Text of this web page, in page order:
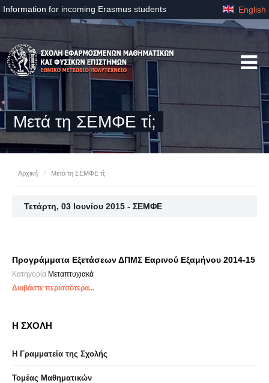
Information for incoming Erasmus students English
Μετά τη ΣΕΜΦΕ τί;
Αρχική / Μετά τη ΣΕΜΦΕ τί;
Τετάρτη, 03 Ιουνίου 2015 - ΣΕΜΦΕ
Προγράμματα Εξετάσεων ΔΠΜΣ Εαρινού Εξαμήνου 2014-15
Κατηγορία Μεταπτυχιακά
Διαβάστε περισσότερα...
Η ΣΧΟΛΗ
Η Γραμματεία της Σχολής
Τομέας Μαθηματικών